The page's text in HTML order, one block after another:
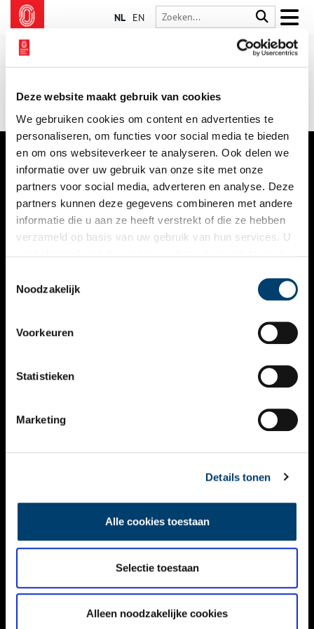
Deze website maakt gebruik van cookies
We gebruiken cookies om content en advertenties te
personaliseren, om functies voor social media te bieden
en om ons websiteverkeer te analyseren. Ook delen we
informatie over uw gebruik van onze site met onze
partners voor social media, adverteren en analyse. Deze
partners kunnen deze gegevens combineren met andere
informatie die u aan ze heeft verstrekt of die ze hebben
verzameld op basis van uw gebruik van hun services. U
Noodzakelijk
Voorkeuren
Statistieken
Marketing
Details tonen
Alle cookies toestaan
Selectie toestaan
Alleen noodzakelijke cookies
NL EN
VERHALEN
NIEUWS
KALENDER
ACTIVITEITEN
NIEUWSBRIEF
DISCLAIMER
TOEGANKELIJKHEID
Volg ONH op social media